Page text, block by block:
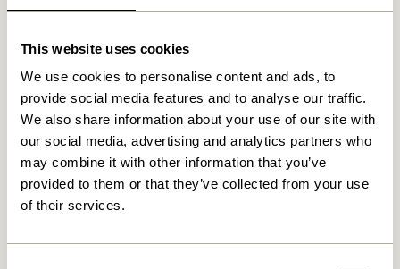
This website uses cookies
We use cookies to personalise content and ads, to
provide social media features and to analyse our traffic.
We also share information about your use of our site with
our social media, advertising and analytics partners who
may combine it with other information that you’ve
provided to them or that they’ve collected from your use
of their services.
Relaterede varer